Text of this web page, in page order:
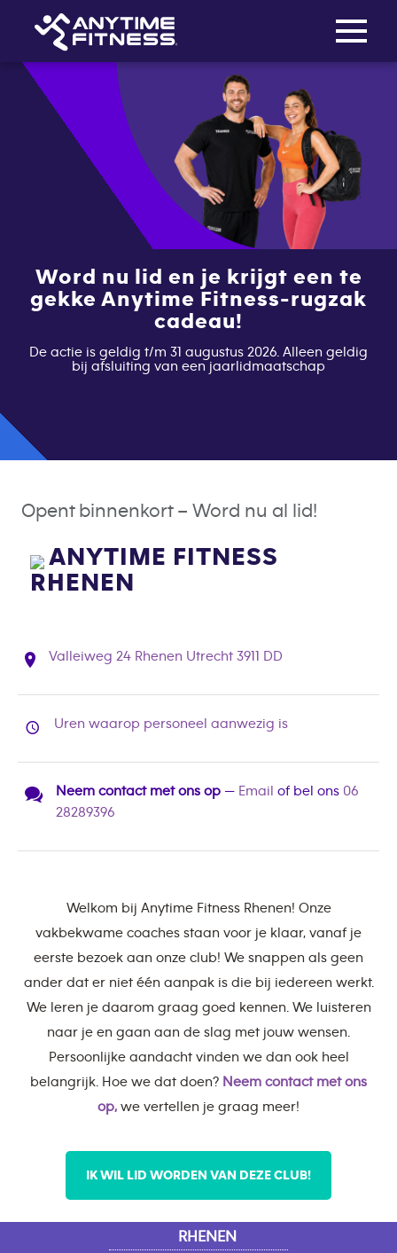
Word nu lid en je krijgt een te
gekke Anytime Fitness-rugzak
cadeau!
De actie is geldig t/m 31 augustus 2026. Alleen geldig
bij afsluiting van een jaarlidmaatschap
Opent binnenkort – Word nu al lid!
ANYTIME FITNESS
RHENEN
Valleiweg 24 Rhenen Utrecht 3911 DD
Uren waarop personeel aanwezig is
Neem contact met ons op — Email of bel ons 06
28289396
Welkom bij Anytime Fitness Rhenen! Onze
vakbekwame coaches staan voor je klaar, vanaf je
eerste bezoek aan onze club! We snappen als geen
ander dat er niet één aanpak is die bij iedereen werkt.
We leren je daarom graag goed kennen. We luisteren
naar je en gaan aan de slag met jouw wensen.
Persoonlijke aandacht vinden we dan ook heel
belangrijk. Hoe we dat doen? Neem contact met ons
op, we vertellen je graag meer!
IK WIL LID WORDEN VAN DEZE CLUB!
RHENEN